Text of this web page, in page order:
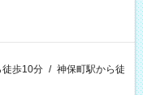
徒歩10分 / 神保町駅から徒